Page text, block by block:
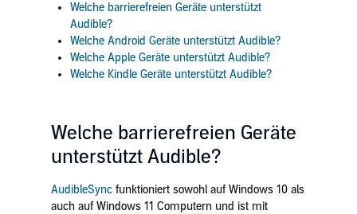
Welche barrierefreien Geräte unterstützt
Audible?
Welche Android Geräte unterstützt Audible?
Welche Apple Geräte unterstützt Audible?
Welche Kindle Geräte unterstützt Audible?
Welche barrierefreien Geräte
unterstützt Audible?
AudibleSyncfunktioniert sowohl auf Windows 10 als
auch auf Windows 11 Computern und ist mit